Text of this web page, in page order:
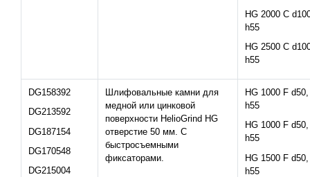
HG 2000 C
h55
HG 2500 C
h55
DG158392
DG213592
DG187154
DG170548
DG215004
Шлифовальные камни для
медной или цинковой
поверхности HelioGrind HG
отверстие 50 мм. С
быстросъемными
фиксаторами.
HG 1000 F d50,
h55
HG 1000 F d50,
h55
HG 1500 F d50,
h55